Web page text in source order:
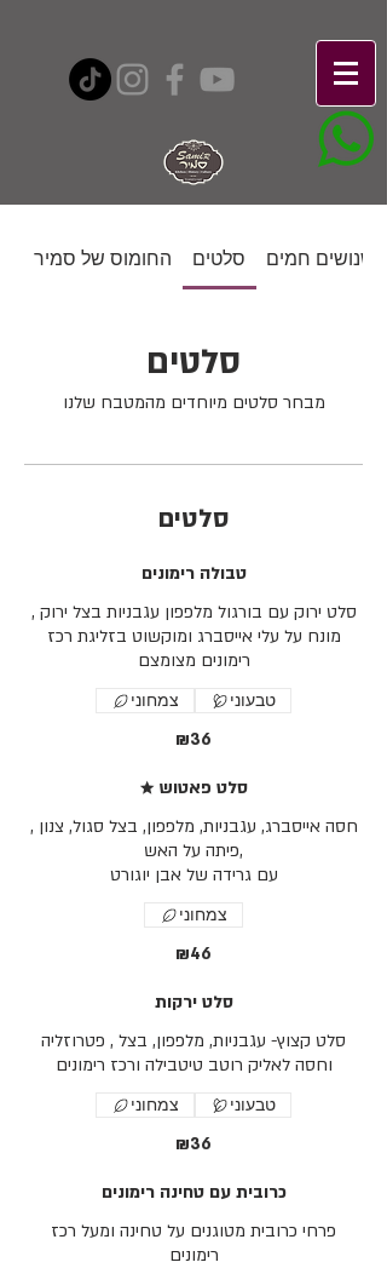
החומוס של סמיר סלטים נישנושים חמים
סלטים
מבחר סלטים מיוחדים מהמטבח שלנו
סלטים
טבולה רימונים
סלט ירוק עם בורגול מלפפון עגבניות בצל ירוק ,
מונח על עלי אייסברג ומוקשוט בזליגת רכז
רימונים מצומצם
₪36
צמחוני טבעוני
★ סלט פאטוש
חסה אייסברג, עגבניות, מלפפון, בצל סגול, צנון ,
פיתה על האש,
עם גרידה של אבן יוגורט
₪46
צמחוני
סלט ירקות
סלט קצוץ- עגבניות, מלפפון, בצל , פטרוזליה
וחסה לאליק רוטב טיטבילה ורכז רימונים
₪36
צמחוני טבעוני
כרובית עם טחינה רימונים
פרחי כרובית מטוגנים על טחינה ומעל רכז
רימונים